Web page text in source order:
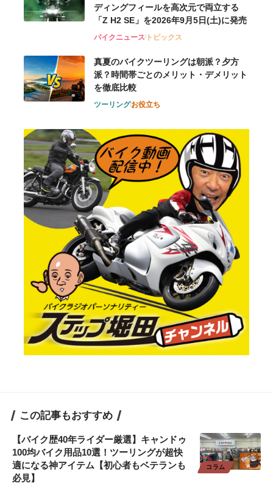
ディングフィールを高次元で両立する
「Z H2 SE」を2026年9月5日(土)に発売
バイクニューストピックス
真夏のバイクツーリングは朝派？夕方
派？時間帯ごとのメリット・デメリット
を徹底比較
ツーリングお役立ち
この記事もおすすめ
コラム
【バイク歴40年ライダー厳選】キャンドゥ
100均バイク用品10選！ツーリングが超快
適になる神アイテム【初心者もベテランも
必見】